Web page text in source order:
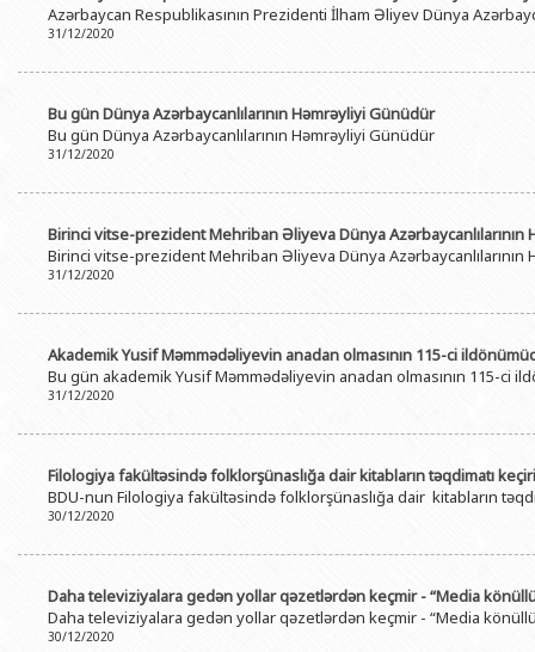
BDU-nun məzunları
BDU-da tədris olunan ixtisaslar
İnsan resursları və hüquq şöbəsi
Keyfiyyətin təminatı, monitorinq
İdman-sağlamlıq Mərkəzi
Geologiya fakültəsi
Beynəlxalq
İnformasiya və
Publik
Azərbaycan Respublikasının Prezidenti İlham Əliyev Dünya
31/12/2020
Bu gün Dünya Azərbaycanlılarının Həmrəyliyi Günüdür
Bu gün Dünya Azərbaycanlılarının Həmrəyliyi Günüdür
31/12/2020
Birinci vitse-prezident Mehriban Əliyeva Dünya Azərbaycanlılarının
Birinci vitse-prezident Mehriban Əliyeva Dünya Azərbaycanlılarının
31/12/2020
Akademik Yusif Məmmədəliyevin anadan olmasının 115-ci
Bu gün akademik Yusif Məmmədəliyevin anadan olmasının 115-ci
31/12/2020
Filologiya fakültəsində folklorşünaslığa dair kitabların təqdimatı
BDU-nun Filologiya fakültəsində folklorşünaslığa dair kitabların
30/12/2020
Daha televiziyalara gedən yollar qəzetlərdən keçmir - “Media
Daha televiziyalara gedən yollar qəzetlərdən keçmir - “Media
30/12/2020